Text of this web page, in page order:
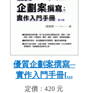
優質企劃案撰寫─
實作入門手冊[...
定價：420 元